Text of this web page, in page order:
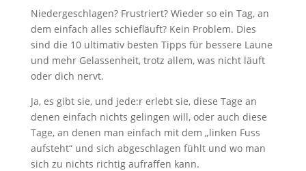
Niedergeschlagen? Frustriert? Wieder so ein Tag, an
dem einfach alles schiefläuft? Kein Problem. Dies
sind die 10 ultimativ besten Tipps für bessere Laune
und mehr Gelassenheit, trotz allem, was nicht läuft
oder dich nervt.
Ja, es gibt sie, und jede:r erlebt sie, diese Tage an
denen einfach nichts gelingen will, oder auch diese
Tage, an denen man einfach mit dem „linken Fuss
aufsteht“ und sich abgeschlagen fühlt und wo man
sich zu nichts richtig aufraffen kann.